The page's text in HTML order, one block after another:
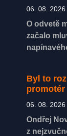
06. 08. 2026
O odvetě
začalo
Byl to
06. 08. 2026
Ondřej
z